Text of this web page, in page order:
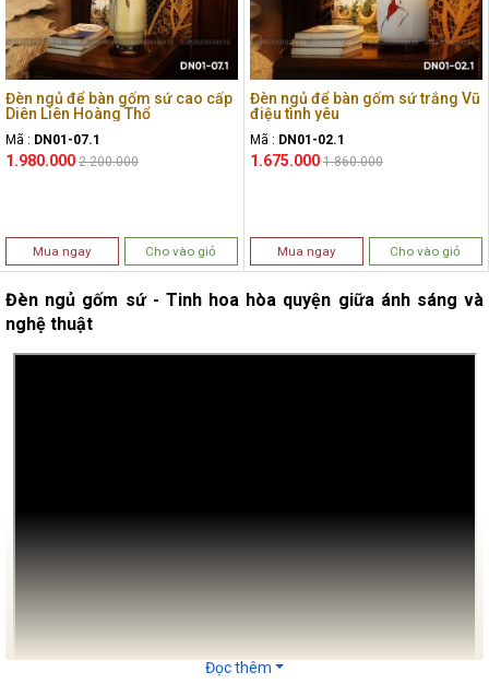
Đèn ngủ để bàn gốm sứ cao cấp
Diên Liên Hoàng Thổ
Mã : DN01-07.1
1.980.000 2.200.000
Mua ngay Cho vào giỏ
Đèn ngủ để bàn gốm sứ trắng Vũ
điệu tình yêu
Mã : DN01-02.1
1.675.000 1.860.000
Mua ngay Cho vào giỏ
Đèn ngủ gốm sứ - Tinh hoa hòa quyện giữa ánh sáng và
nghệ thuật
Đọc thêm